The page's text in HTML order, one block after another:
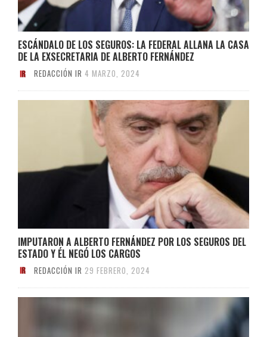
ESCÁNDALO DE LOS SEGUROS: LA FEDERAL ALLANA LA CASA
DE LA EXSECRETARIA DE ALBERTO FERNÁNDEZ
REDACCIÓN IR 4 MARZO, 2024
IMPUTARON A ALBERTO FERNÁNDEZ POR LOS SEGUROS DEL
ESTADO Y ÉL NEGÓ LOS CARGOS
REDACCIÓN IR 29 FEBRERO, 2024